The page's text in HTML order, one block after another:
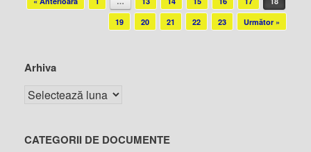
19
20 21 22 23 Următor »
Arhiva
CATEGORII DE DOCUMENTE